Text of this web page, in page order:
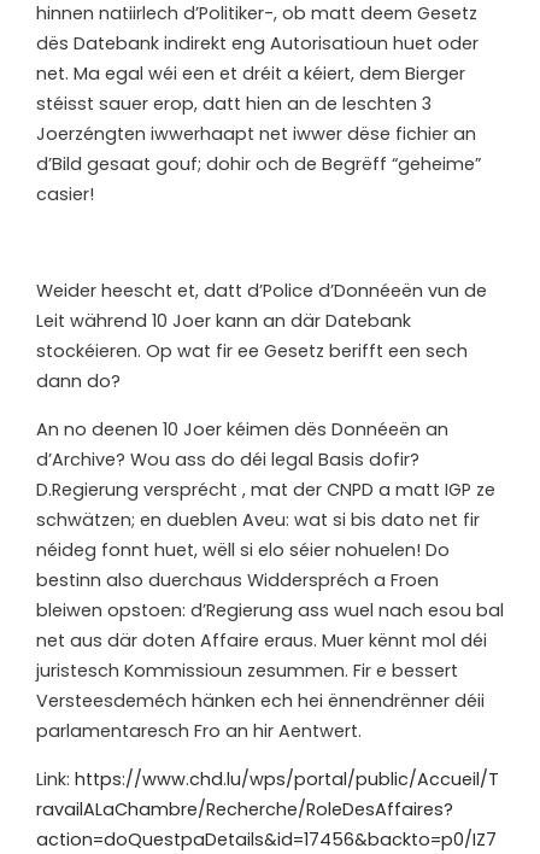
hinnen natiirlech d’Politiker-, ob matt deem Gesetz
dës Datebank indirekt eng Autorisatioun huet oder
net. Ma egal wéi een et dréit a kéiert, dem Bierger
stéisst sauer erop, datt hien an de leschten 3
Joerzéngten iwwerhaapt net iwwer dëse fichier an
d’Bild gesaat gouf; dohir och de Begrëff “geheime”
casier!
Weider heescht et, datt d’Police d’Donnéeën vun de
Leit während 10 Joer kann an där Datebank
stockéieren. Op wat fir ee Gesetz berifft een sech
dann do?
An no deenen 10 Joer kéimen dës Donnéeën an
d’Archive? Wou ass do déi legal Basis dofir?
D.Regierung versprécht , mat der CNPD a matt IGP ze
schwätzen; en dueblen Aveu: wat si bis dato net fir
néideg fonnt huet, wëll si elo séier nohuelen! Do
bestinn also duerchaus Widderspréch a Froen
bleiwen opstoen: d’Regierung ass wuel nach esou bal
net aus där doten Affaire eraus. Muer kënnt mol déi
juristesch Kommissioun zesummen. Fir e bessert
Versteesdeméch hänken ech hei ënnendrënner déii
parlamentaresch Fro an hir Aentwert.
Link: https://www.chd.lu/wps/portal/public/Accueil/T
ravailALaChambre/Recherche/RoleDesAffaires?
action=doQuestpaDetails&id=17456&backto=p0/IZ7